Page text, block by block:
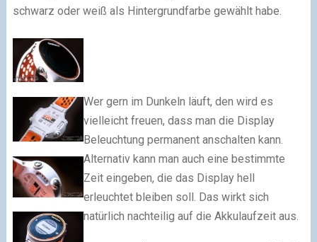
schwarz oder weiß als Hintergrundfarbe gewählt habe.
Wer gern im Dunkeln läuft, den wird es
vielleicht freuen, dass man die Display
Beleuchtung permanent anschalten kann.
Alternativ kann man auch eine bestimmte
Zeit eingeben, die das Display hell
erleuchtet bleiben soll. Das wirkt sich
natürlich nachteilig auf die Akkulaufzeit aus.